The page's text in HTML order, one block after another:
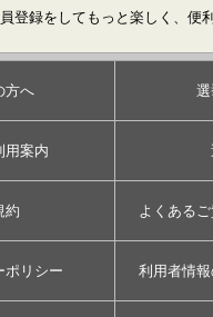
登録をしてもっと楽しく、便利
方へ 選
用案内
約 よくある
ポリシー 利用者情